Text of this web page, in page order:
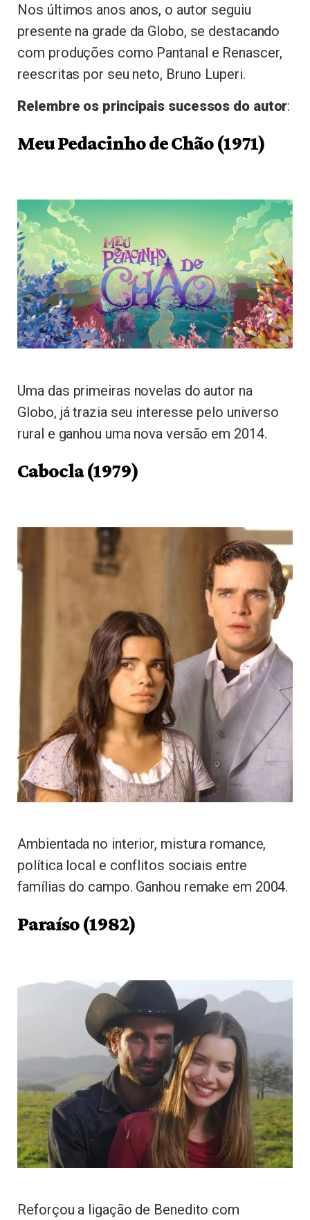
Nos últimos anos anos, o autor seguiu
presente na grade da Globo, se destacando
com produções como Pantanal e Renascer,
reescritas por seu neto, Bruno Luperi.
Relembre os principais sucessos do autor:
Meu Pedacinho de Chão (1971)
Uma das primeiras novelas do autor na
Globo, já trazia seu interesse pelo universo
rural e ganhou uma nova versão em 2014.
Cabocla (1979)
Ambientada no interior, mistura romance,
política local e conflitos sociais entre
famílias do campo. Ganhou remake em 2004.
Paraíso (1982)
Reforçou a ligação de Benedito com